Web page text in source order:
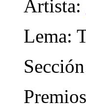
Artista:
Lema: